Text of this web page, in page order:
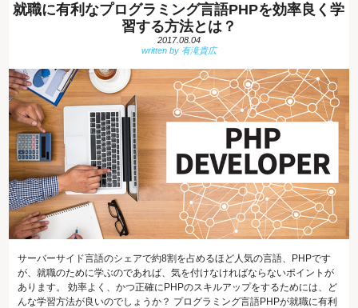
就職に有利なプログラミング言語PHPを効率良く学
習する方法とは？
2017.08.04
サーバーサイド言語のシェアで約8割を占めるほど人気の言語、PHPです
が、就職のために学ぶのであれば、気を付けなければならないポイントが
あります。 効率よく、かつ正確にPHPのスキルアップをするためには、ど
んな学習方法が良いのでしょうか？ プログラミング言語PHPが就職に有利